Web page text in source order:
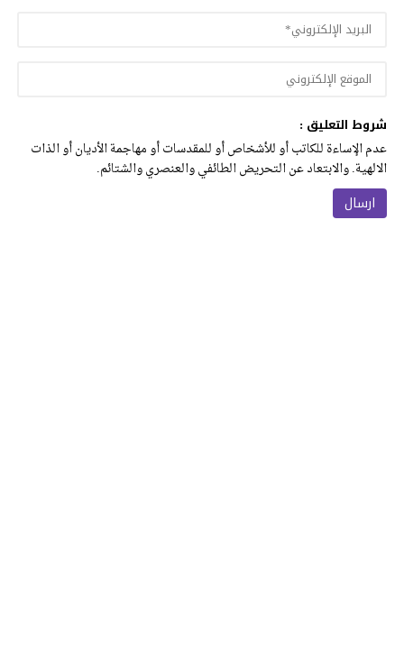
شروط التعليق :
عدم الإساءة للكاتب أو للأشخاص أو للمقدسات أو مهاجمة الأديان أو الذات
الالهية. والابتعاد عن التحريض الطائفي والعنصري والشتائم.